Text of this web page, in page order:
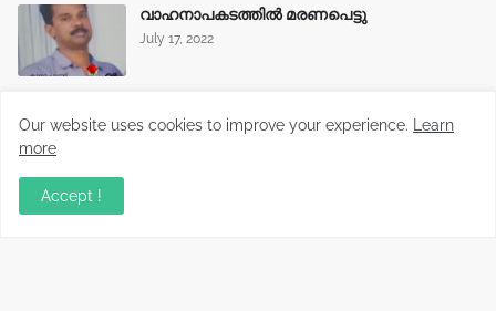
വാഹനാപകടത്തിൽ മരണപെട്ടു
July 17, 2022
ദാരുണാന്ത്യം.
Our website uses cookies to improve your experience.
Learn
more
Accept !